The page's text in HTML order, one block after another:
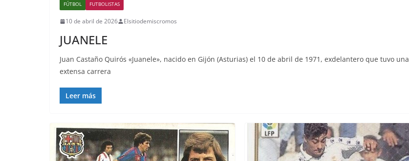
FÚTBOL FUTBOLISTAS
10 de abril de 2026 Elsitiodemiscromos
JUANELE
Juan Castaño Quirós «Juanele», nacido en Gijón (Asturias) el 10 de abril de 1971, exdelantero que tuvo una
extensa carrera
Leer más